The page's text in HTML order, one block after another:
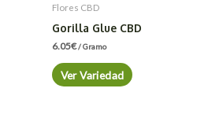
Flores CBD
Gorilla Glue CBD
6.05€/ Gramo
Ver Variedad